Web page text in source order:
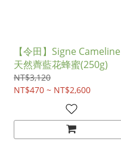
【令田】Signe Cameline
天然薺藍花蜂蜜(250g)
NT$3,120
NT$470 ~ NT$2,600